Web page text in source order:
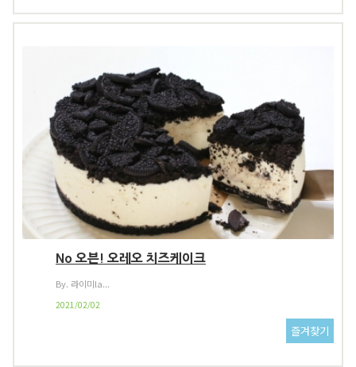
No 오븐! 오레오 치즈케이크
By. 라이미la...
2021/02/02